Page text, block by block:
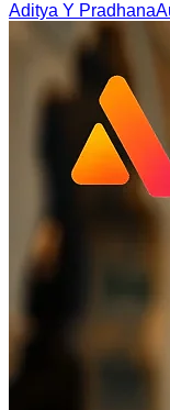
Aditya Y Pradhana